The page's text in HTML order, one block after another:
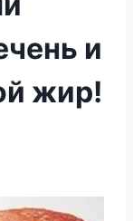
и
жир!